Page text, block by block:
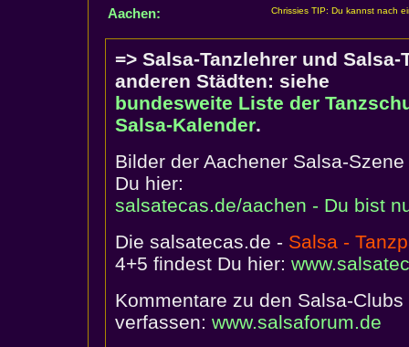
Aachen: Chrissies TIP: Du kannst nach
=> Salsa-Tanzlehrer und
anderen Städten: siehe
bundesweite Liste der
Salsa-Kalender.
Bilder der Aachener Salsa-
Du hier:
salsatecas.de/aachen - Du bist
Die salsatecas.de - Salsa -
4+5 findest Du hier:
Kommentare zu den Salsa-
verfassen: www.salsaforum.de